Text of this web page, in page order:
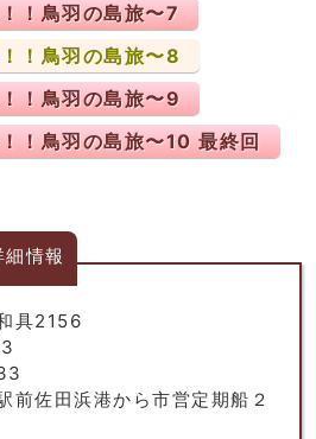
！鳥羽の島旅〜7
！鳥羽の島旅〜8
！鳥羽の島旅〜9
！鳥羽の島旅〜10 最終回
情報
具2156
前佐田浜港から市営定期船２